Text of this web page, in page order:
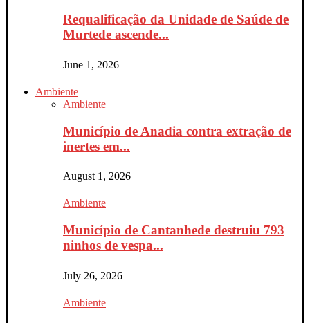
Requalificação da Unidade de Saúde de
Murtede ascende...
June 1, 2026
Ambiente
Ambiente
Município de Anadia contra extração de
inertes em...
August 1, 2026
Ambiente
Município de Cantanhede destruiu 793
ninhos de vespa...
July 26, 2026
Ambiente